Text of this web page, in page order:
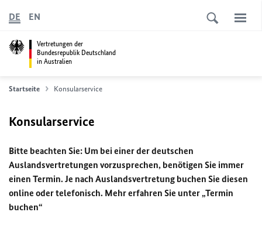
Vertretungen der
Bundesrepublik Deutschland
in Australien
DE EN
Startseite Konsularservice
Konsularservice
Bitte beachten Sie: Um bei einer der deutschen
Auslandsvertretungen vorzusprechen, benötigen Sie immer
einen Termin. Je nach Auslandsvertretung buchen Sie diesen
online oder telefonisch. Mehr erfahren Sie unter „Termin
buchen“